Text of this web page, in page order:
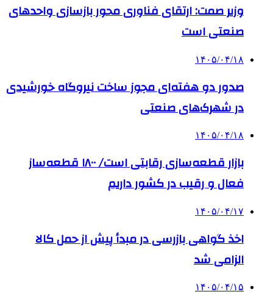
وزیر صمت: ارتقای فناوری محور بازسازی واحدهای
صنعتی است
۱۴۰۵/۰۴/۱۸
صدور دو هفته‌ای مجوز ساخت نیروگاه خورشیدی
در شهرک‌های صنعتی
۱۴۰۵/۰۴/۱۸
بازار قطعه‌سازی رقابتی است/ ۱۸۰۰ قطعه‌ساز
فعال و رقیب در کشور داریم
۱۴۰۵/۰۴/۱۷
اخذ گواهی بازرسی در مبدأ پیش از حمل کالا
الزامی شد
۱۴۰۵/۰۴/۱۵